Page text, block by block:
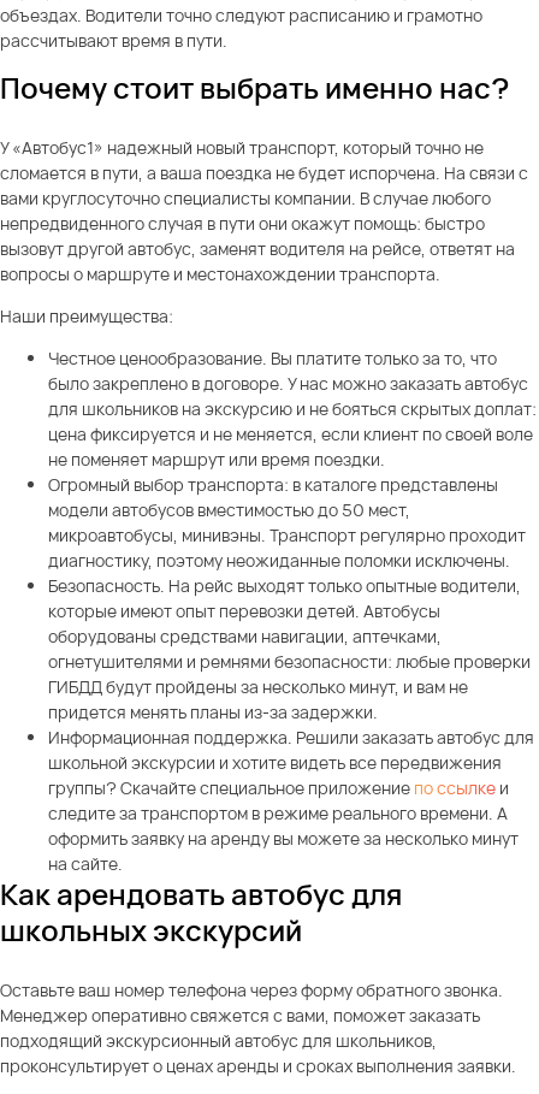
объездах. Водители точно следуют расписанию и грамотно
рассчитывают время в пути.
Почему стоит выбрать именно нас?
У «Автобус1» надежный новый транспорт, который точно не
сломается в пути, а ваша поездка не будет испорчена. На связи с
вами круглосуточно специалисты компании. В случае любого
непредвиденного случая в пути они окажут помощь: быстро
вызовут другой автобус, заменят водителя на рейсе, ответят на
вопросы о маршруте и местонахождении транспорта.
Наши преимущества:
Честное ценообразование. Вы платите только за то, что
было закреплено в договоре. У нас можно заказать автобус
для школьников на экскурсию и не бояться скрытых доплат:
цена фиксируется и не меняется, если клиент по своей воле
не поменяет маршрут или время поездки.
Огромный выбор транспорта: в каталоге представлены
модели автобусов вместимостью до 50 мест,
микроавтобусы, минивэны. Транспорт регулярно проходит
диагностику, поэтому неожиданные поломки исключены.
Безопасность. На рейс выходят только опытные водители,
которые имеют опыт перевозки детей. Автобусы
оборудованы средствами навигации, аптечками,
огнетушителями и ремнями безопасности: любые проверки
ГИБДД будут пройдены за несколько минут, и вам не
придется менять планы из-за задержки.
Информационная поддержка. Решили заказать автобус для
школьной экскурсии и хотите видеть все передвижения
группы? Скачайте специальное приложение по ссылке и
следите за транспортом в режиме реального времени. А
оформить заявку на аренду вы можете за несколько минут
на сайте.
Как арендовать автобус для
школьных экскурсий
Оставьте ваш номер телефона через форму обратного звонка.
Менеджер оперативно свяжется с вами, поможет заказать
подходящий экскурсионный автобус для школьников,
проконсультирует о ценах аренды и сроках выполнения заявки.